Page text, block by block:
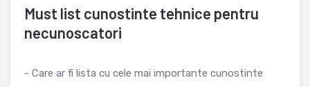
Must list cunostinte tehnice pentru
necunoscatori
- Care ar fi lista cu cele mai importante cunostinte